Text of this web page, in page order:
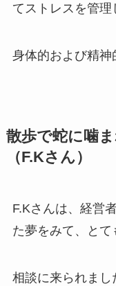
てストレスを管理
身体的および精神
散歩で蛇に噛
（F.Kさん）
F.Kさんは、経営
た夢をみて、とて
相談に来られまし